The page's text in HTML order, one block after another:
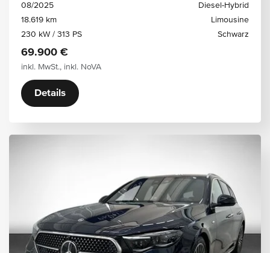
08/2025
Diesel-Hybrid
18.619 km
Limousine
230 kW / 313 PS
Schwarz
69.900 €
inkl. MwSt., inkl. NoVA
Details